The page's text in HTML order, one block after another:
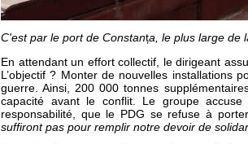
C'est par le port de Constanța, le plus large de
En attendant un effort collectif, le dirigeant
L’objectif ? Monter de nouvelles
guerre. Ainsi, 200 000 tonnes
capacité avant le conflit. Le groupe
responsabilité, que le PDG se refuse à
suffiront pas pour remplir notre devoir de